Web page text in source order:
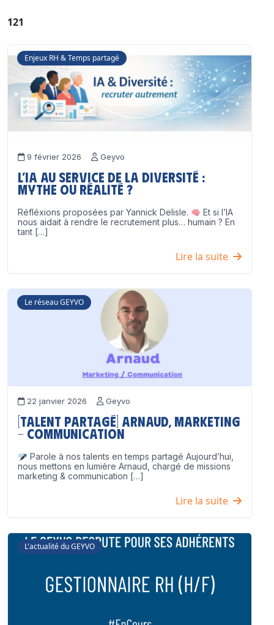
121
Enjeux RH & Temps partagé
9 février 2026 Geyvo
L’IA au service de la diversité :
mythe ou réalité ?
Réfléxions proposées par Yannick Delisle.
Et si l’IA
nous aidait à rendre le recrutement plus… humain ? En
tant […]
Lire la suite
Le réseau GEYVO
22 janvier 2026 Geyvo
[Talent partagé] Arnaud, Marketing
– Communication
Parole à nos talents en temps partagé Aujourd’hui,
nous mettons en lumière Arnaud, chargé de missions
marketing & communication […]
Lire la suite
L'actualité du GEYVO